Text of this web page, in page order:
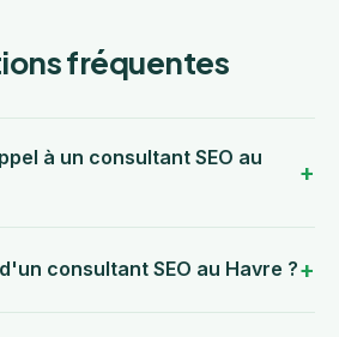
fréquentes
à un consultant SEO au
consultant SEO au Havre ?